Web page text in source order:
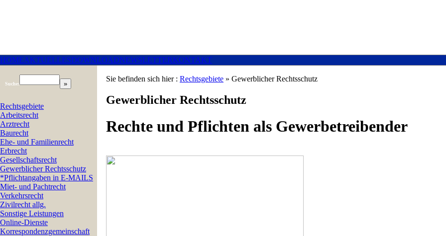
HOMEAKTUELLESDOWNLOADNEWSLETTERKONTAKT
Suche:
Rechtsgebiete
Arbeitsrecht
Arztrecht
Baurecht
Ehe- und Familienrecht
Erbrecht
Gesellschaftsrecht
Gewerblicher Rechtsschutz
*Pflichtangaben in E-MAILS
Miet- und Pachtrecht
Verkehrsrecht
Zivilrecht allg.
Sonstige Leistungen
Online-Dienste
Korrespondenzgemeinschaft
Sie befinden sich hier : Rechtsgebiete » Gewerblicher Rechtsschutz
Gewerblicher Rechtsschutz
Rechte und Pflichten als Gewerbetreibender